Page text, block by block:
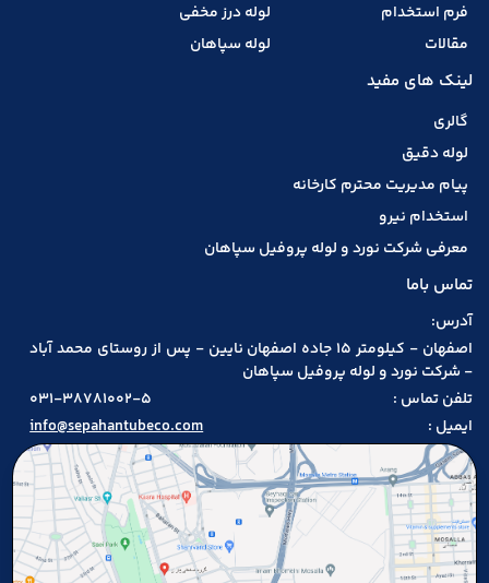
فرم استخدام
مقالات
لوله درز مخفی
لوله سپاهان
لینک های مفید
گالری
لوله دقیق
پیام مدیریت محترم کارخانه
استخدام نیرو
معرفی شرکت نورد و لوله پروفیل سپاهان
تماس باما
آدرس:
اصفهان - کیلومتر 15 جاده اصفهان نایین - پس از روستای محمد آباد
- شرکت نورد و لوله پروفیل سپاهان
تلفن تماس :
031-38781002-5
ایمیل :
info@sepahantubeco.com